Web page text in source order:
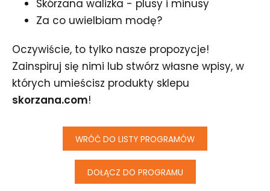
Skórzana walizka - plusy i minusy
Za co uwielbiam modę?
Oczywiście, to tylko nasze propozycje!
Zainspiruj się nimi lub stwórz własne wpisy, w
których umieścisz produkty sklepu
skorzana.com!
WRÓĆ DO LISTY PROGRAMÓW
DOŁĄCZ DO PROGRAMU